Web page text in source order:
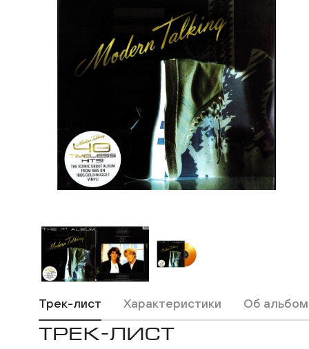
Телеграм
Макс
ВКонтакте
Одноклассники
Трек-лист Характеристики Об
ТРЕК-ЛИСТ